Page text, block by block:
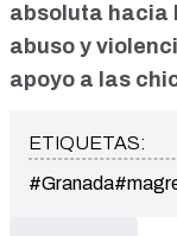
absoluta hacia
abuso y
apoyo a las
ETIQUETAS:
#Granada